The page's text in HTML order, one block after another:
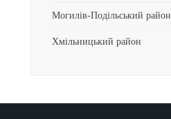
Могилів-Подільський район
Хмільницький район